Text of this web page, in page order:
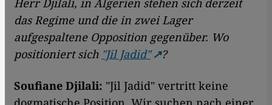
Herr Djilali, in Algerien stehen sich derzeit
das Regime und die in zwei Lager
aufgespaltene Opposition gegenüber. Wo
positioniert sich "Jil Jadid" ?
Soufiane Djilali: "Jil Jadid" vertritt keine